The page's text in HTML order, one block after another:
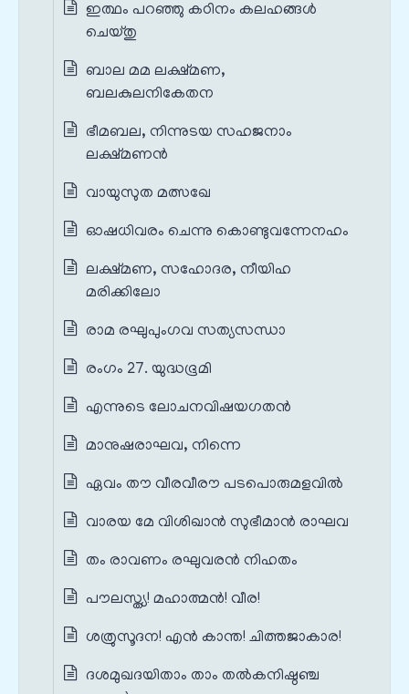
ഇത്ഥം പറഞ്ഞു കഠിനം കലഹങ്ങൾ
ചെയ്തു
ബാല മമ ലക്ഷ്മണ,
ബലകുലനികേതന
ഭീമബല, നിന്നുടയ സഹജനാം
ലക്ഷ്മണൻ
വായുസുത മത്സഖേ
ഓഷധിവരം ചെന്നു കൊണ്ടുവന്നേനഹം
ലക്ഷ്മണ, സഹോദര, നീയിഹ
മരിക്കിലോ
രാമ രഘുപുംഗവ സത്യസന്ധാ
രംഗം 27. യുദ്ധഭൂമി
എന്നുടെ ലോചനവിഷയഗതൻ
മാനുഷരാഘവ, നിന്നെ
ഏവം തൗ വീരവീരൗ പടപൊരുമളവിൽ
വാരയ മേ വിശിഖാൻ സുഭീമാൻ രാഘവ
തം രാവണം രഘുവരൻ നിഹതം
പൗലസ്ത്യ! മഹാത്മൻ! വീര!
ശത്രുസൂദന! എൻ കാന്ത! ചിത്തജാകാര!
ദശമുഖദയിതാം താം തൽകനിഷ്ഠഞ്ച